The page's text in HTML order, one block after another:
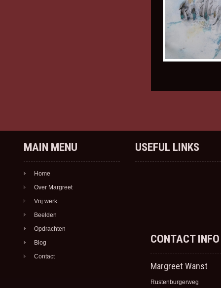
MAIN MENU
Home
Over Margreet
Vrij werk
Beelden
Opdrachten
Blog
Contact
USEFUL LINKS
CONTACT INFO
Margreet Wanst
Rustenburgerweg